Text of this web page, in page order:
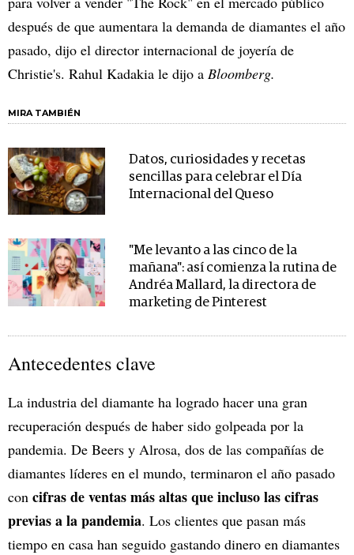
después de que aumentara la demanda de diamantes el año
pasado, dijo el director internacional de joyería de
Christie's. Rahul Kadakia le dijo a Bloomberg.
MIRA TAMBIÉN
Datos, curiosidades y recetas
sencillas para celebrar el Día
Internacional del Queso
"Me levanto a las cinco de la
mañana": así comienza la rutina de
Andréa Mallard, la directora de
marketing de Pinterest
Antecedentes clave
La industria del diamante ha logrado hacer una gran
recuperación después de haber sido golpeada por la
pandemia. De Beers y Alrosa, dos de las compañías de
diamantes líderes en el mundo, terminaron el año pasado
con cifras de ventas más altas que incluso las cifras
previas a la pandemia. Los clientes que pasan más
tiempo en casa han seguido gastando dinero en diamantes